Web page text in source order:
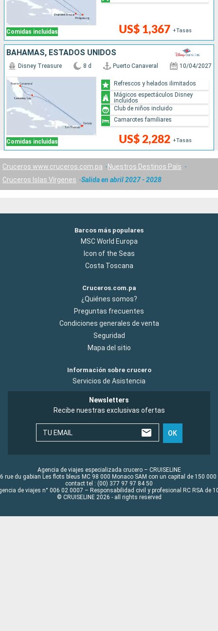
Comidas incluidas US$ 1,367 +Tasas
BAHAMAS, ESTADOS UNIDOS
Comidas incluidas
Disney Treasure 8 d Puerto Canaveral 10/04/2027
US$ 2,282 +Tasas
Refrescos y helados ilimitados
Mágicos espectáculos Disney
incluidos
Club de niños incluido
Camarotes familiares
Cruceros www.cruceros.com.pa
Nuestros Destinos País
Cruceros Islas Vírgenes
Salida en abril 2027 - 2028
Barcos más populares
MSC World Europa
Icon of the Seas
Costa Toscana
Cruceros.com.pa
¿Quiénes somos?
Preguntas frecuentes
Condiciones generales de venta
Seguridad
Mapa del sitio
Información sobre crucero
Servicios de Asistencia
Newsletters
Recibe nuestras exclusivas ofertas
TU EMAIL OK
Agencia de viajes especializada crucero – CRUISELINE
rue du gabian Les flots bleus MC 98 000 Monaco SAM con un capital de 150 000
contact tel : (00) 377 97 97 84 50
de viajes n° 006 02 0007 – Responsabilidad civil y profesional RC RSA de
© CRUISELINE 2026 - all rights reserved